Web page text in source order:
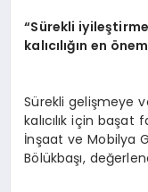
“Sürekli
kalıcılığın en
Sürekli gelişmeye
kalıcılık için
İnşaat ve Mobilya
Bölükbaşı,